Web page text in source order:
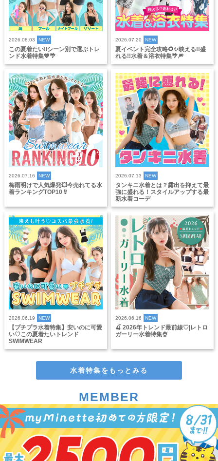
2026.08.03 NEW
この夏着たい‼️シーン別で選ぶトレ
ンド水着特集💙🌴
2026.07.20 NEW
夏イベント完全攻略🌻✨映える!!盛
れる!!水着＆浴衣特集🌴🎆
2026.07.16 NEW
梅雨明けで人気爆発💥今売れてる水
着ランキングTOP10👙
2026.07.13 NEW
タンキニ水着とは？露出を抑えて最
強に盛れる！スタイルアップする最
新水着コーデ
2026.06.19 NEW
【プチプラ水着特集】安いのに可愛
い♡この夏着たいトレンド
SWIMWEAR
2026.06.16 NEW
🍒 2026年トレンド最前線♡|レトロ
ガーリー水着特集🍨
水着特集をもっとみる
MEMBER